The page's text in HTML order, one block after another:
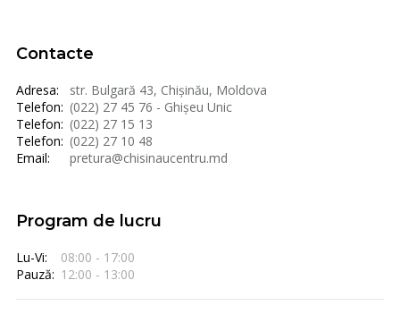
Contacte
Adresa:
str. Bulgară 43, Chișinău, Moldova
Telefon: (022) 27 45 76 - Ghișeu Unic
Telefon: (022) 27 15 13
Telefon: (022) 27 10 48
Email:
pretura@chisinaucentru.md
Program de lucru
Lu-Vi:
08:00 - 17:00
Pauză: 12:00 - 13:00